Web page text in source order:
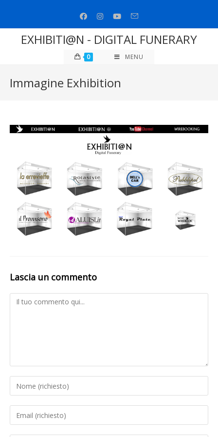
contenuto
EXHIBITI@N - DIGITAL FUNERARY
0 MENU
Immagine Exhibition
Lascia un commento
Comment
Inserisci
il
tuo
nome
Inserisci
il